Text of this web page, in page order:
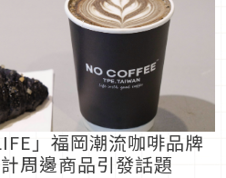
」福岡潮流咖啡品牌
周邊商品引發話題